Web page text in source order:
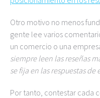
Otro motivo no menos
gente lee varios
un comercio o una
siempre leen las reseñas
se fija en las respuestas de
Por tanto, contestar cada